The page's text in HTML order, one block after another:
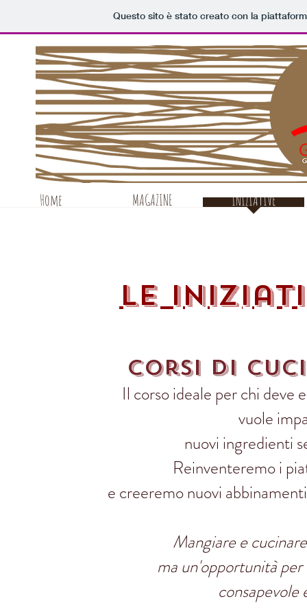
Questo sito è stato creato con la
Home MAGAZINE INIZIATIVE
le
corsi di
Il corso ideale per chi deve
vuole
nuovi ingredienti
Reinventeremo i
e creeremonuovi
Mangiare e
ma un'opportunità